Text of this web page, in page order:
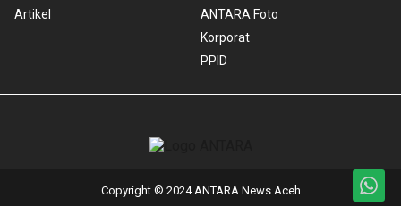
Artikel
ANTARA Foto
Korporat
PPID
Copyright © 2024 ANTARA News Aceh